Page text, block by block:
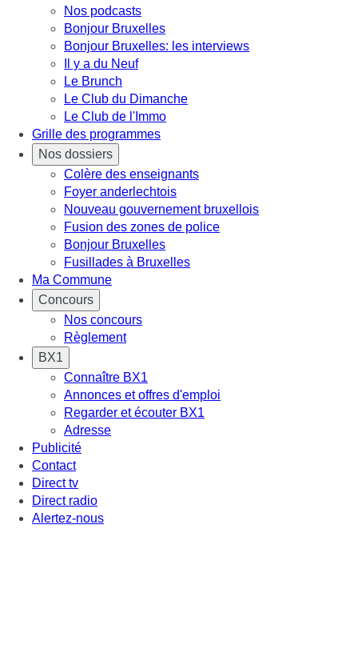
Nos podcasts
Bonjour Bruxelles
Bonjour Bruxelles: les interviews
Il y a du Neuf
Le Brunch
Le Club du Dimanche
Le Club de l'Immo
Grille des programmes
Nos dossiers
Colère des enseignants
Foyer anderlechtois
Nouveau gouvernement bruxellois
Fusion des zones de police
Bonjour Bruxelles
Fusillades à Bruxelles
Ma Commune
Concours
Nos concours
Règlement
BX1
Connaître BX1
Annonces et offres d'emploi
Regarder et écouter BX1
Adresse
Publicité
Contact
Direct tv
Direct radio
Alertez-nous